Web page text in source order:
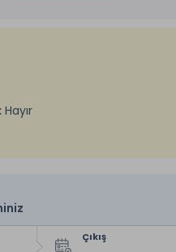
Hayır
Çıkış